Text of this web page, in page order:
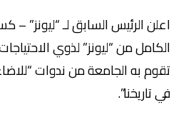
اعلن الرئيس السابق لـ “ليونز” –
الكامل من “ليونز” لذوي
تقوم به الجامعة من ندوات
في تاريخنا”.